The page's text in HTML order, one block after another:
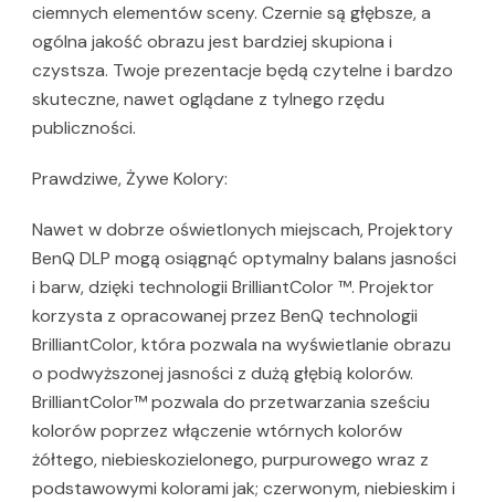
ciemnych elementów sceny. Czernie są głębsze, a
ogólna jakość obrazu jest bardziej skupiona i
czystsza. Twoje prezentacje będą czytelne i bardzo
skuteczne, nawet oglądane z tylnego rzędu
publiczności.
Prawdziwe, Żywe Kolory:
Nawet w dobrze oświetlonych miejscach, Projektory
BenQ DLP mogą osiągnąć optymalny balans jasności
i barw, dzięki technologii BrilliantColor ™. Projektor
korzysta z opracowanej przez BenQ technologii
BrilliantColor, która pozwala na wyświetlanie obrazu
o podwyższonej jasności z dużą głębią kolorów.
BrilliantColor™ pozwala do przetwarzania sześciu
kolorów poprzez włączenie wtórnych kolorów
żółtego, niebieskozielonego, purpurowego wraz z
podstawowymi kolorami jak; czerwonym, niebieskim i